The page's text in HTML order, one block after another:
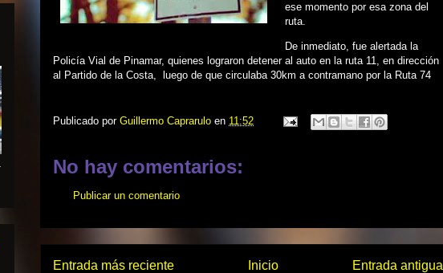
ese momento por esa zona del
ruta.
De inmediato, fue alertada la
Policía Vial de Pinamar, quienes lograron detener al auto en la ruta 11, en dirección
al Partido de la Costa, luego de que circulaba 30km a contramano por la Ruta 74
Publicado por Guillermo Caprarulo en 11:52
No hay comentarios:
Publicar un comentario
Entrada más reciente Entrada antigua
Inicio